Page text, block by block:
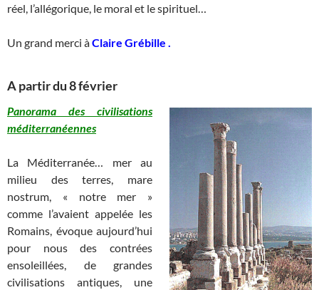
réel, l’allégorique, le moral et le spirituel…
Un grand merci àClaire Grébille .
A partir du 8 février
Panorama des civilisations
méditerranéennes
La Méditerranée… mer au
milieu des terres, mare
nostrum, « notre mer »
comme l’avaient appelée les
Romains, évoque aujourd’hui
pour nous des contrées
ensoleillées, de grandes
civilisations antiques, une